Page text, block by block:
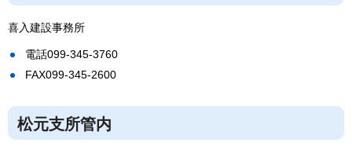
喜入建設事務所
電話099-345-3760
FAX099-345-2600
松元支所管内